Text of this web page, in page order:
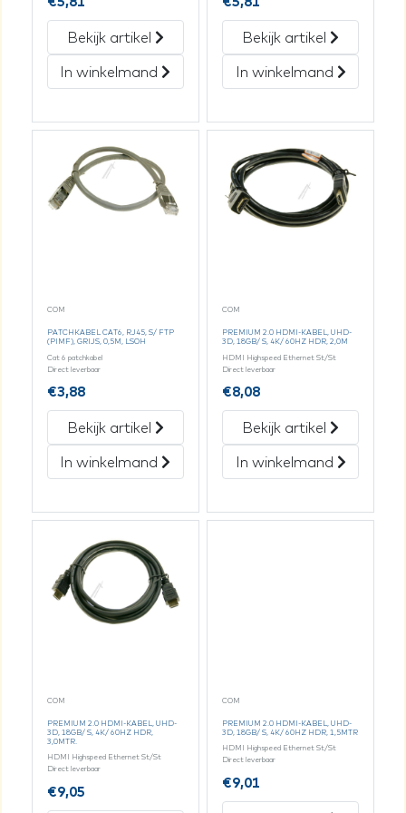
Bekijk artikel
In winkelmand
Bekijk artikel
In winkelmand
COM
PATCHKABEL CAT6, RJ45, S/ FTP
(PIMF), GRIJS, 0,5M, LSOH
Cat 6 patchkabel
Direct leverbaar
€3,88
Bekijk artikel
In winkelmand
COM
PREMIUM 2.0 HDMI-KABEL, UHD-
3D, 18GB/ S, 4K/ 60HZ HDR, 2,0M
HDMI Highspeed Ethernet St/St
Direct leverbaar
€8,08
Bekijk artikel
In winkelmand
COM
PREMIUM 2.0 HDMI-KABEL, UHD-
3D, 18GB/ S, 4K/ 60HZ HDR,
3,0MTR.
HDMI Highspeed Ethernet St/St
Direct leverbaar
€9,05
COM
PREMIUM 2.0 HDMI-KABEL, UHD-
3D, 18GB/ S, 4K/ 60HZ HDR, 1,5MTR
HDMI Highspeed Ethernet St/St
Direct leverbaar
€9,01